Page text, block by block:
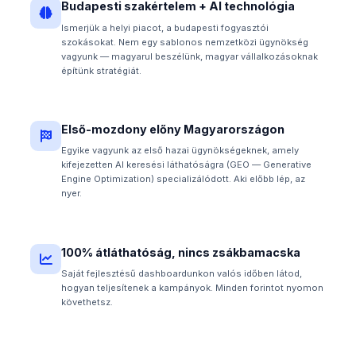
Budapesti szakértelem + AI technológia
Ismerjük a helyi piacot, a budapesti fogyasztói
szokásokat. Nem egy sablonos nemzetközi ügynökség
vagyunk — magyarul beszélünk, magyar vállalkozásoknak
építünk stratégiát.
Első-mozdony előny Magyarországon
Egyike vagyunk az első hazai ügynökségeknek, amely
kifejezetten AI keresési láthatóságra (GEO — Generative
Engine Optimization) specializálódott. Aki előbb lép, az
nyer.
100% átláthatóság, nincs zsákbamacska
Saját fejlesztésű dashboardunkon valós időben látod,
hogyan teljesítenek a kampányok. Minden forintot nyomon
követhetsz.